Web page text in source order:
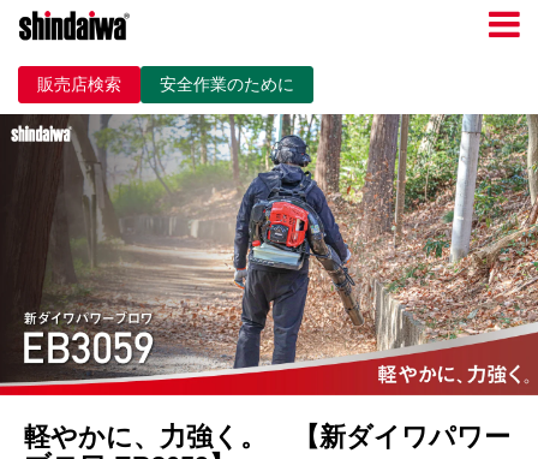
販売店検索 安全作業のために
軽やかに、力強く。 【新ダイワパワー